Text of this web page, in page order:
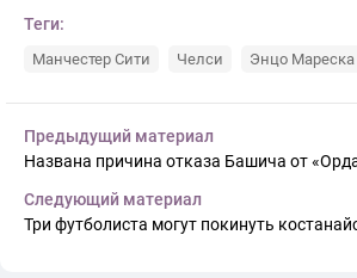
Теги:
Манчестер Сити Челси Энцо Мареска
Предыдущий материал
Названа причина отказа Башича от
Следующий материал
Три футболиста могут покинуть